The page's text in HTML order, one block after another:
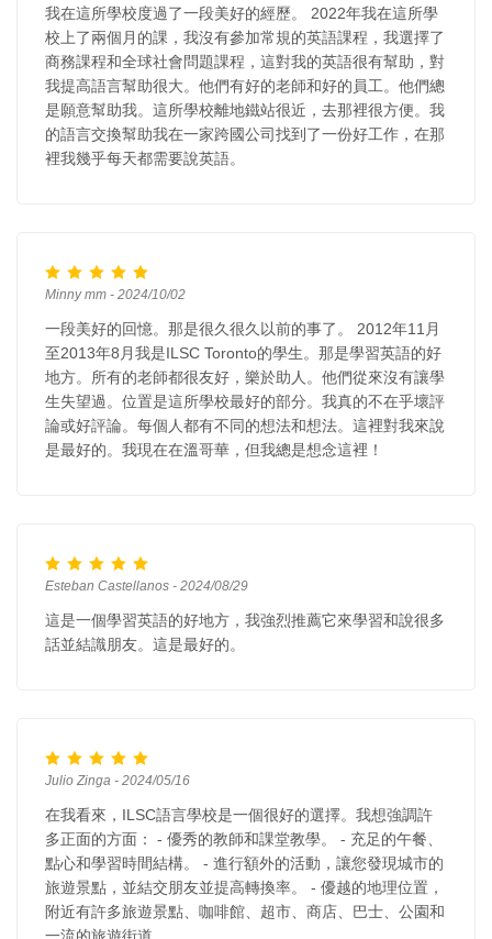
我在這所學校度過了一段美好的經歷。 2022年我在這所學
校上了兩個月的課，我沒有參加常規的英語課程，我選擇了
商務課程和全球社會問題課程，這對我的英語很有幫助，對
我提高語言幫助很大。他們有好的老師和好的員工。他們總
是願意幫助我。這所學校離地鐵站很近，去那裡很方便。我
的語言交換幫助我在一家跨國公司找到了一份好工作，在那
裡我幾乎每天都需要說英語。
Minny mm - 2024/10/02
一段美好的回憶。那是很久很久以前的事了。 2012年11月
至2013年8月我是ILSC Toronto的學生。那是學習英語的好
地方。所有的老師都很友好，樂於助人。他們從來沒有讓學
生失望過。位置是這所學校最好的部分。我真的不在乎壞評
論或好評論。每個人都有不同的想法和想法。這裡對我來說
是最好的。我現在在溫哥華，但我總是想念這裡！
Esteban Castellanos - 2024/08/29
這是一個學習英語的好地方，我強烈推薦它來學習和說很多
話並結識朋友。這是最好的。
Julio Zinga - 2024/05/16
在我看來，ILSC語言學校是一個很好的選擇。我想強調許
多正面的方面： - 優秀的教師和課堂教學。 - 充足的午餐、
點心和學習時間結構。 - 進行額外的活動，讓您發現城市的
旅遊景點，並結交朋友並提高轉換率。 - 優越的地理位置，
附近有許多旅遊景點、咖啡館、超市、商店、巴士、公園和